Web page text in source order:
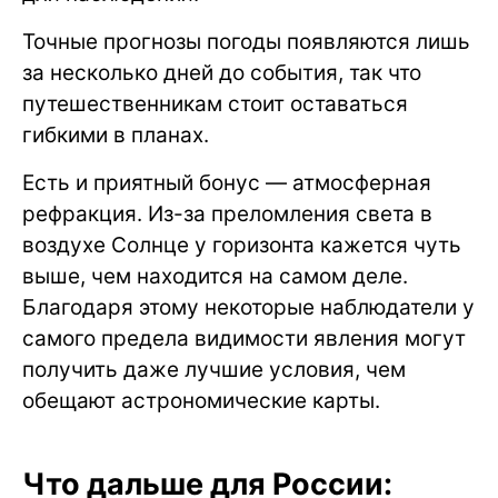
Точные прогнозы погоды появляются лишь
за несколько дней до события, так что
путешественникам стоит оставаться
гибкими в планах.
Есть и приятный бонус — атмосферная
рефракция. Из-за преломления света в
воздухе Солнце у горизонта кажется чуть
выше, чем находится на самом деле.
Благодаря этому некоторые наблюдатели у
самого предела видимости явления могут
получить даже лучшие условия, чем
обещают астрономические карты.
Что дальше для России: